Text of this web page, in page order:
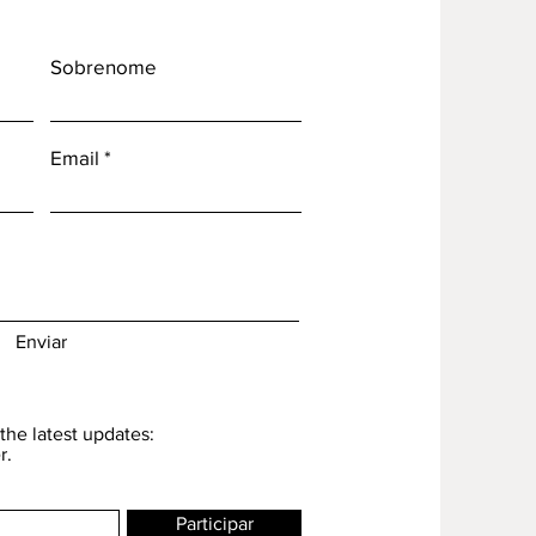
Sobrenome
Email
Enviar
latest updates:
Participar